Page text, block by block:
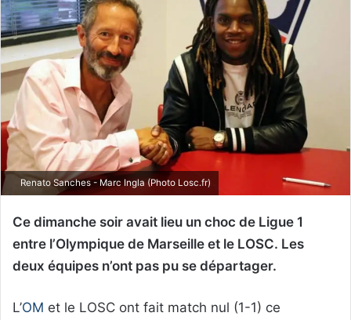
Renato Sanches - Marc Ingla (Photo Losc.fr)
Ce dimanche soir avait lieu un choc de Ligue 1
entre l’Olympique de Marseille et le LOSC. Les
deux équipes n’ont pas pu se départager.
L’OM et le LOSC ont fait match nul (1-1) ce